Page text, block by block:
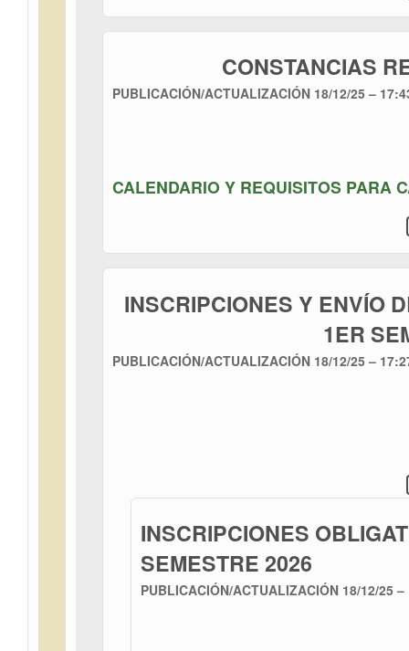
CONSTANCIAS
PUBLICACIÓN/ACTUALIZACIÓN 18/12/25 –
CALENDARIO Y REQUISITOS PARA
INSCRIPCIONES Y ENVÍO
1ER
PUBLICACIÓN/ACTUALIZACIÓN 18/12/25 –
INSCRIPCIONES
SEMESTRE 2026
PUBLICACIÓN/ACTUALIZACIÓN 18/12/25 –